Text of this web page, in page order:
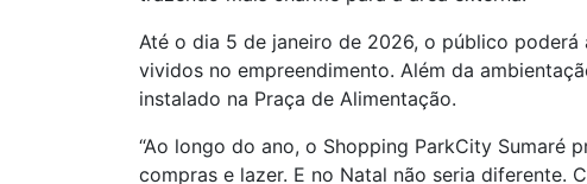
Até o dia 5 de janeiro de 2026, o público
vividos no empreendimento. Além da
instalado na Praça de Alimentação.
“Ao longo do ano, o Shopping ParkCity Sumaré
compras e lazer. E no Natal não seria diferente.